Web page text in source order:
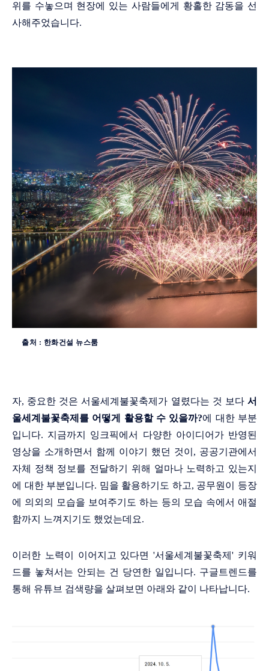
위를 수놓으며 현장에 있는 사람들에게 황홀한 감동을 선
사해주었습니다.
출처 : 한화건설 뉴스룸
자, 중요한 것은 서울세계불꽃축제가 열렸다는 것 보다 서
울세계불꽃축제를 어떻게 활용할 수 있을까?에 대한 부분
입니다. 지금까지 잉크픽에서 다양한 아이디어가 반영된
영상을 소개하면서 함께 이야기 했던 것이, 공공기관에서
자체 정책 정보를 전달하기 위해 얼마나 노력하고 있는지
에 대한 부분입니다. 밈을 활용하기도 하고, 공무원이 등장
에 의외의
모습을 보여주기도 하는 등의 모습 속에서 애절
함까지 느껴지기도 했었는데요.
이러한 노력이 이어지고 있다면 '서울세계불꽃축제' 키워
드를 놓쳐서는 안되는 건 당연한 일입니다. 구글트렌드를
통해 유튜브 검색량을 살펴보면 아래와 같이 나타납니다.